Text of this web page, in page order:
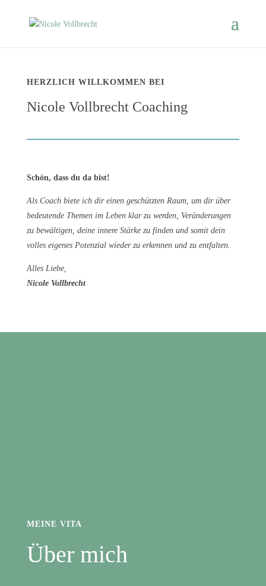
HERZLICH WILLKOMMEN BEI
Nicole Vollbrecht Coaching
Schön, dass du da bist!
Als Coach biete ich dir einen geschützten Raum, um dir über
bedeutende Themen im Leben klar zu werden, Veränderungen
zu bewältigen, deine innere Stärke zu finden und somit dein
volles eigenes Potenzial wieder zu erkennen und zu entfalten.
Alles Liebe,
Nicole Vollbrecht
MEINE VITA
Über mich